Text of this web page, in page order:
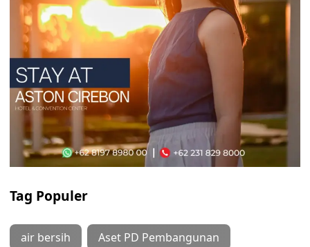
Tag Populer
air bersih Aset PD Pembangunan